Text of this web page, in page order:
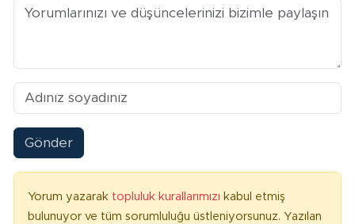
Gönder
Yorum yazarak topluluk kurallarımızı kabul etmiş
bulunuyor ve tüm sorumluluğu üstleniyorsunuz. Yazılan